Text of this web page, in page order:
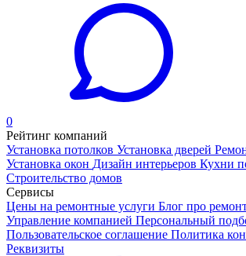
0
Рейтинг компаний
Установка потолков Установка дверей
Установка окон Дизайн интерьеров Кухни
Строительство домов
Сервисы
Цены на ремонтные услуги Блог про
Управление компанией Персональный
Пользовательское соглашение Политика
Реквизиты